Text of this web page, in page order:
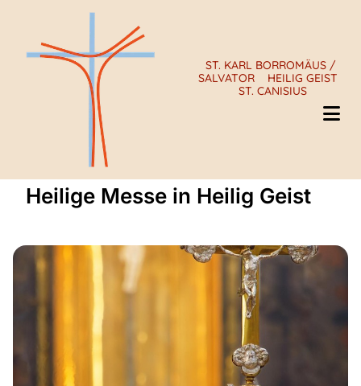
ST. KARL BORROMÄUS /
SALVATOR
HEILIG GEIST
ST. CANISIUS
Heilige Messe in Heilig Geist